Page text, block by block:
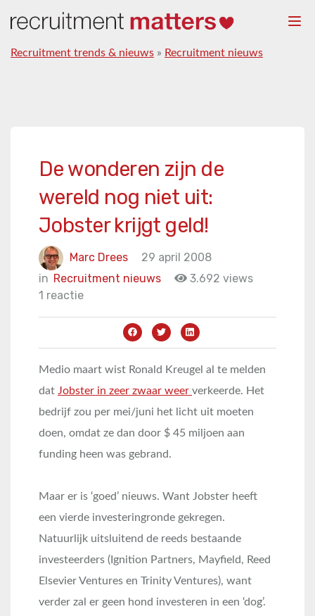
Recruitment trends & nieuws » Recruitment nieuws
De wonderen zijn de
wereld nog niet uit:
Jobster krijgt geld!
Marc Drees
29 april 2008
in Recruitment nieuws
3.692 views
1 reactie
Medio maart wist Ronald Kreugel al te melden
dat Jobster in zeer zwaar weer verkeerde. Het
bedrijf zou per mei/juni het licht uit moeten
doen, omdat ze dan door $ 45 miljoen aan
funding heen was gebrand.
Maar er is ‘goed’ nieuws. Want Jobster heeft
een vierde investeringronde gekregen.
Natuurlijk uitsluitend de reeds bestaande
investeerders (Ignition Partners, Mayfield, Reed
Elsevier Ventures en Trinity Ventures), want
verder zal er geen hond investeren in een ‘dog’.